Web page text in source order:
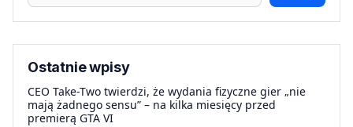
Ostatnie wpisy
CEO Take-Two twierdzi, że wydania fizyczne gier „nie
mają żadnego sensu” – na kilka miesięcy przed
premierą GTA VI